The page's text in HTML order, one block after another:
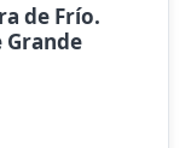
de Frío.